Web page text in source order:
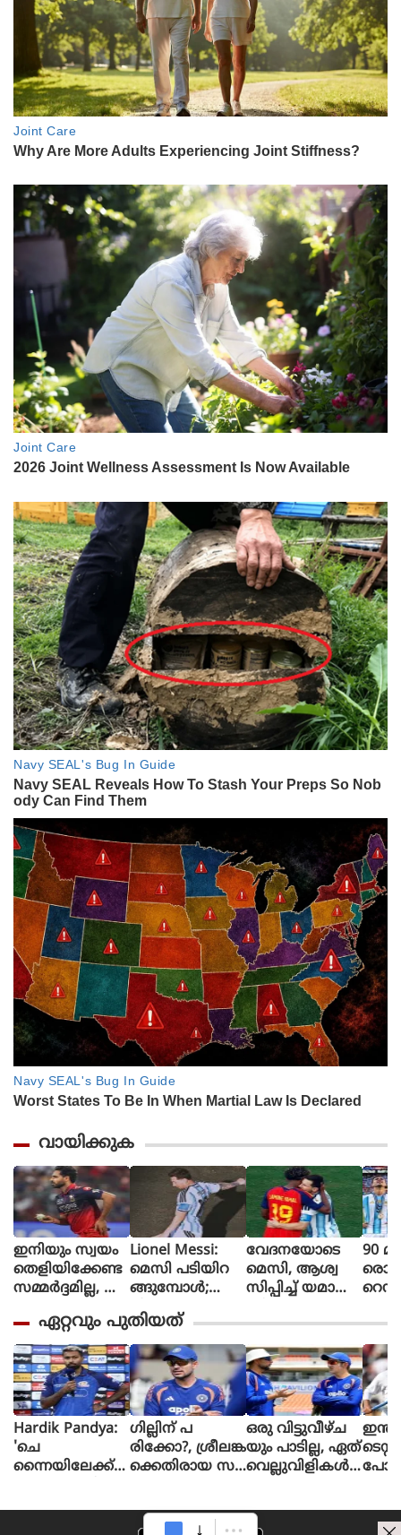
വായിക്കുക
ഇനിയും സ്വയം
തെളിയിക്കേണ്ട
സമ്മർദ്ദമില്ല, അ
ഭിച്ചാൽ സ
ന്തോഷം അത്ര
മാത്രം : ഭുവ
നേശ്വർ കുമാർ
Lionel Messi:
മെസി പടിയിറ
ങ്ങുമ്പോൾ;
വീണ്ടും
സാക്ഷിയായി
മെറ്റ്‌ലൈഫ്
വേദനയോടെ
മെസി, ആശ്വ
സിപ്പിച്ച് യമാൽ
90
രൊറ്റ
ളി
ൻ്റീന,
ഏറ്റവും പുതിയത്
Hardik Pandya:
'ചെ
ന്നൈയിലേക്ക്
ഗില്ലിന് പ
രിക്കോ?, ശ്രീലങ്ക
ക്കെതിരായ സ
ഇന്ത്യക്ക് കനത്ത
ഒരു വിട്ടുവീഴ്ച
യും പാടില്ല, ഏത്
വെല്ലുവിളികൾ
രമ്പരയ്ക്ക് മുൻ